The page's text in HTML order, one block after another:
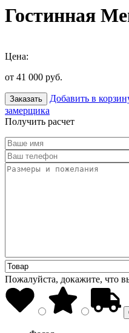
Гостинная
Цена:
от 41 000 руб.
Заказать Добавить в
замерщика
Получить расчет
Пожалуйста, докажите, что